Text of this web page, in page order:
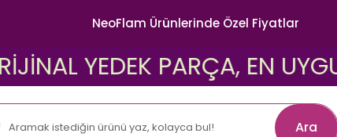
NeoFlam Ürünlerinde Özel Fiyatlar
YEDEK PARÇA, EN UYGUN
Ara